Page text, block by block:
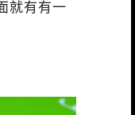
就有有一